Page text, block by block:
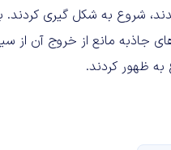
شروع به شکل گیری
جاذبه مانع از خروج آن
به ظهور کردند.